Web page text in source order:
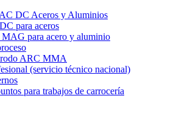
DC Aceros y Aluminios
para aceros
para acero y aluminio
ARC MMA
(servicio técnico nacional)
para trabajos de carrocería